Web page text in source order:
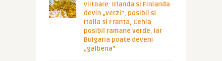
viitoare: Irlanda si Finlanda
devin „verzi”, posibil si
Italia si Franta, Cehia
posibil ramane verde, iar
Bulgaria poate deveni
„galbena”